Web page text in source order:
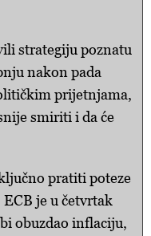
strategiju poznatu
nakon pada
prijetnjama,
smiriti i da će
pratiti poteze
je u četvrtak
obuzdao inflaciju,